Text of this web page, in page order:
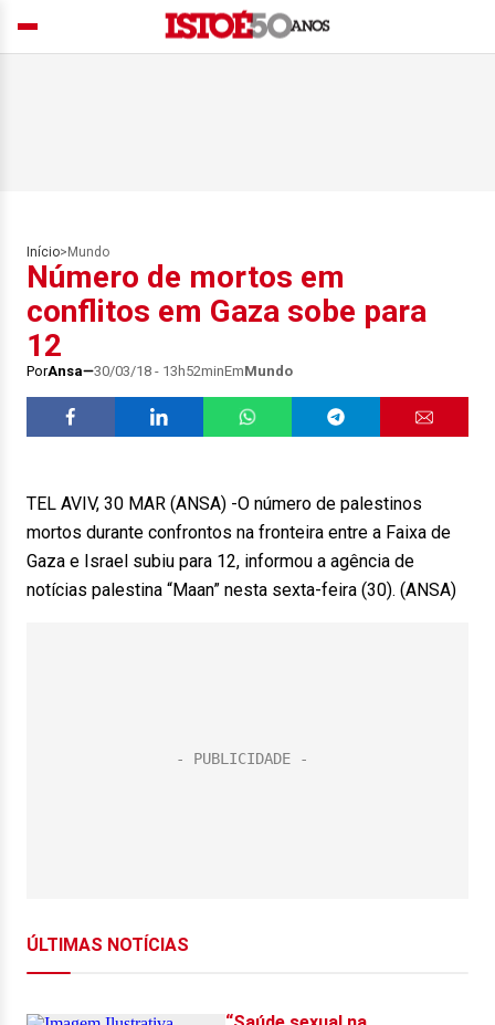
Início> Mundo
Número de mortos em
conflitos em Gaza sobe para
12
PorAnsa 30/03/18 - 13h52minEmMundo
TEL AVIV, 30 MAR (ANSA) -O número de palestinos
mortos durante confrontos na fronteira entre a Faixa de
Gaza e Israel subiu para 12, informou a agência de
notícias palestina “Maan” nesta sexta-feira (30). (ANSA)